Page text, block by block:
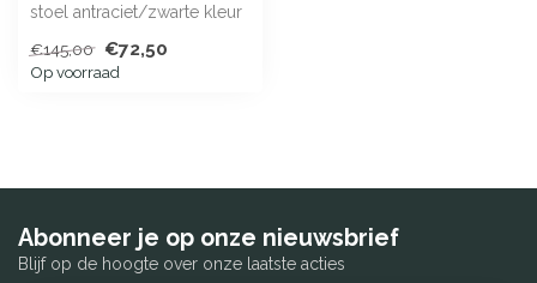
stoel antraciet/zwarte kleur
SHOWROOMMODELLEN:...
€145,00 €72,50
Op voorraad
Abonneer je op onze nieuwsbrief
Blijf op de hoogte over onze laatste acties